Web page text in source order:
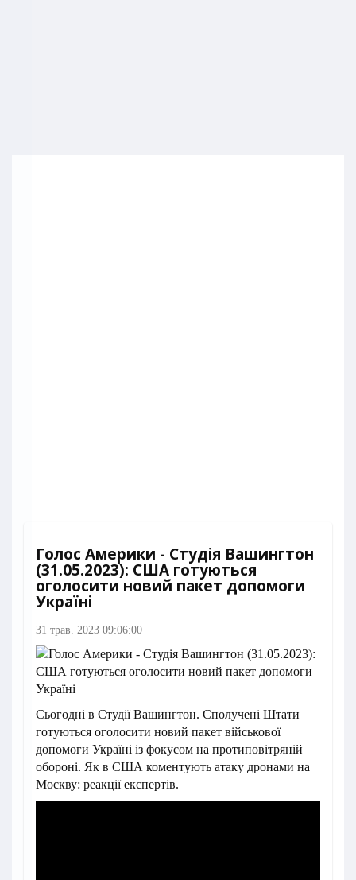
Голос Америки - Студія Вашингтон
(31.05.2023): США готуються
оголосити новий пакет допомоги
Україні
31 трав. 2023 09:06:00
Сьогодні в Студії Вашингтон. Сполучені Штати
готуються оголосити новий пакет військової
допомоги Україні із фокусом на протиповітряній
обороні. Як в США коментують атаку дронами на
Москву: реакції експертів.